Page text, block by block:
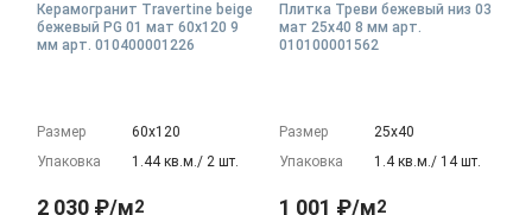
Керамогранит Travertine beige
бежевый PG 01 мат 60x120 9
мм арт. 010400001226
Размер
60х120
Упаковка
1.44 кв.м./ 2 шт.
2 030 ₽/м2
Плитка Треви бежевый низ 03
мат 25x40 8 мм арт.
010100001562
Размер
25х40
Упаковка
1.4 кв.м./ 14 шт.
1 001 ₽/м2